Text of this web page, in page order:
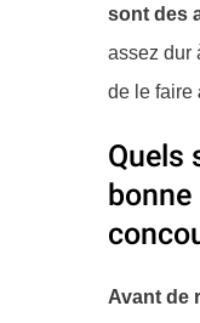
sont des
assez dur
de le faire
Quels
bonne
Avant de